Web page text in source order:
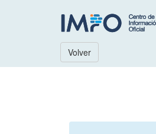
Volver